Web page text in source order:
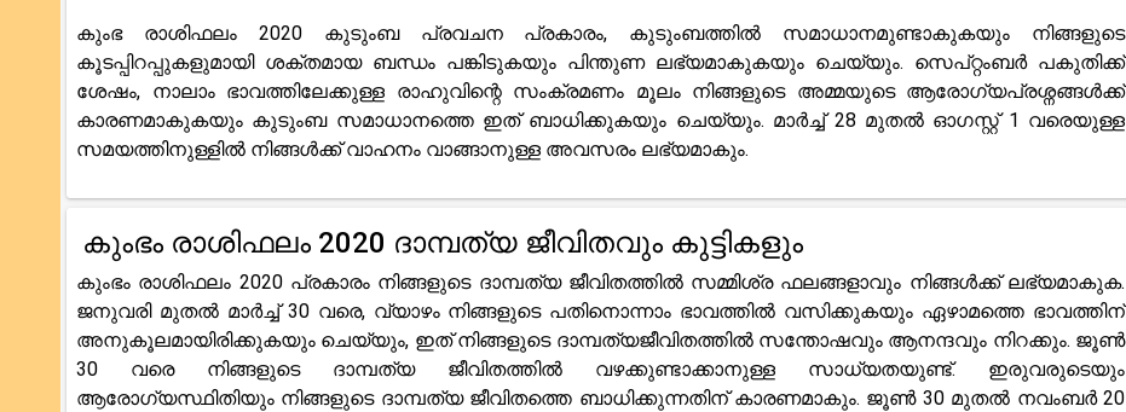
കുംഭ രാശിഫലം 2020 കുടുംബ പ്രവചന പ്രകാരം, കുടുംബത്തിൽ സമാധാനമുണ്ടാകുകയും നിങ്ങളുടെ
കൂടപ്പിറപ്പുകളുമായി ശക്തമായ ബന്ധം പങ്കിടുകയും പിന്തുണ ലഭ്യമാകുകയും ചെയ്യും. സെപ്റ്റംബർ പകുതിക്ക്
ശേഷം, നാലാം ഭാവത്തിലേക്കുള്ള രാഹുവിന്റെ സംക്രമണം മൂലം നിങ്ങളുടെ അമ്മയുടെ ആരോഗ്യപ്രശ്നങ്ങൾക്ക്
കാരണമാകുകയും കുടുംബ സമാധാനത്തെ ഇത് ബാധിക്കുകയും ചെയ്യും. മാർച്ച് 28 മുതൽ ഓഗസ്റ്റ് 1 വരെയുള്ള
സമയത്തിനുള്ളിൽ നിങ്ങൾക്ക് വാഹനം വാങ്ങാനുള്ള അവസരം ലഭ്യമാകും.
കുംഭം രാശിഫലം 2020 ദാമ്പത്യ ജീവിതവും കുട്ടികളും
കുംഭം രാശിഫലം 2020 പ്രകാരം നിങ്ങളുടെ ദാമ്പത്യ ജീവിതത്തിൽ സമ്മിശ്ര ഫലങ്ങളാവും നിങ്ങൾക്ക് ലഭ്യമാകുക.
ജനുവരി മുതൽ മാർച്ച് 30 വരെ, വ്യാഴം നിങ്ങളുടെ പതിനൊന്നാം ഭാവത്തിൽ വസിക്കുകയും ഏഴാമത്തെ ഭാവത്തിന്
അനുകൂലമായിരിക്കുകയും ചെയ്യും, ഇത് നിങ്ങളുടെ ദാമ്പത്യജീവിതത്തിൽ സന്തോഷവും ആനന്ദവും നിറക്കും. ജൂൺ
30 വരെ നിങ്ങളുടെ ദാമ്പത്യ ജീവിതത്തിൽ വഴക്കുണ്ടാക്കാനുള്ള സാധ്യതയുണ്ട്. ഇരുവരുടെയും
ആരോഗ്യസ്ഥിതിയും നിങ്ങളുടെ ദാമ്പത്യ ജീവിതത്തെ ബാധിക്കുന്നതിന് കാരണമാകും. ജൂൺ 30 മുതൽ നവംബർ 20